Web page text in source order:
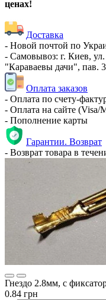
ценах!
Доставка
- Новой почтой по
- Самовывоз: г. Киев,
"Караваевы дачи", пав.
Оплата заказов
- Оплата по счету-
- Оплата на сайте (Visa/
- Пополнение карты
Гарантии. Возврат
- Возврат товара в
Гнездо 2.8мм, с
0.84 грн